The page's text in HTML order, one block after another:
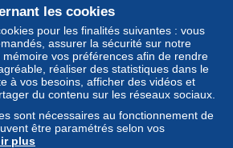
1871-1952 Anciens francs circulés au XXème 14 173
''Noir'' 18
''Bleu'' 270
''Violet'' 935
''Berger'' 645
1942 ''Minerve'' 1 232
les cookies
pour les finalités suivantes : vous
assurer la sécurité sur notre
vos préférences afin de rendre
réaliser des statistiques dans le
à vos besoins, afficher des vidéos et
du contenu sur les réseaux sociaux.
sont nécessaires au fonctionnement de
être paramétrés selon vos
plus